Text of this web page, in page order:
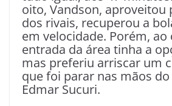
oito, Vandson, aproveitou
dos rivais, recuperou a
em velocidade. Porém, ao
entrada da área tinha a
mas preferiu arriscar um
que foi parar nas mãos
Edmar Sucuri.